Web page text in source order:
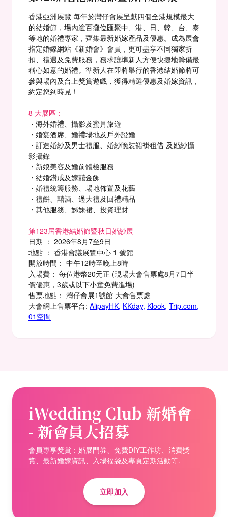
香港亞洲展覽 每年於灣仔會展呈獻四個全港規模最大
的結婚節，場內逾百攤位匯聚中、港、日、韓、台、泰
等地的婚禮專家，齊集最新婚嫁產品及優惠。成為展會
指定婚嫁網站《新婚會》會員，更可盡享不同獨家折
扣、禮遇及免費服務，務求讓準新人方便快捷地籌備最
稱心如意的婚禮。準新人在即將舉行的香港結婚節將可
參與場內及台上獎賞遊戲，獲得精選優惠及婚嫁資訊，
約定您到時見！
8 大展區：
・海外婚禮、攝影及蜜月旅遊
・婚宴酒席、婚禮場地及戶外證婚
・訂造婚紗及男士禮服、婚紗晚裝裙褂租借 及婚紗攝
影攝錄
・新娘美容及婚前體檢服務
・結婚鑽戒及嫁囍金飾
・婚禮統籌服務、場地佈置及花藝
・禮餅、囍酒、過大禮及回禮精品
・其他服務、姊妹裙、投資理財
第123屆香港結婚節暨秋日婚紗展
日期 ： 2026年8月7至9日
地點 ： 香港會議展覽中心 1 號館
開放時間： 中午12時至晚上8時
入場費： 每位港幣20元正 (現場大會售票處8月7日半
價優惠，3歲或以下小童免費進場)
售票地點： 灣仔會展1號館 大會售票處
大會網上售票平台: AlipayHK, KKday, Klook, Trip.com,
01空間
iWedding Club 新婚會
- 新會員大招募
會員專享獎賞：婚展門券、免費DIY工作坊、消費獎
賞、最新婚嫁資訊、入場福袋及專頁定期活動等.
立即加入